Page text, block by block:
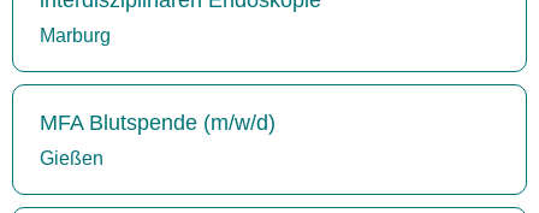
Marburg
MFA Blutspende (m/w/d)
Gießen